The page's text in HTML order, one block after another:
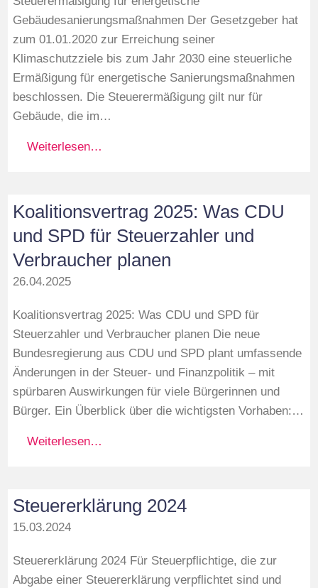
Gebäudesanierungsmaßnahmen Der Gesetzgeber hat
zum 01.01.2020 zur Erreichung seiner
Klimaschutzziele bis zum Jahr 2030 eine steuerliche
Ermäßigung für energetische Sanierungsmaßnahmen
beschlossen. Die Steuerermäßigung gilt nur für
Gebäude, die im…
Weiterlesen…
Koalitionsvertrag 2025: Was CDU
und SPD für Steuerzahler und
Verbraucher planen
26.04.2025
Koalitionsvertrag 2025: Was CDU und SPD für
Steuerzahler und Verbraucher planen Die neue
Bundesregierung aus CDU und SPD plant umfassende
Änderungen in der Steuer- und Finanzpolitik – mit
spürbaren Auswirkungen für viele Bürgerinnen und
Bürger. Ein Überblick über die wichtigsten Vorhaben:…
Weiterlesen…
Steuererklärung 2024
15.03.2024
Steuererklärung 2024 Für Steuerpflichtige, die zur
Abgabe einer Steuererklärung verpflichtet sind und